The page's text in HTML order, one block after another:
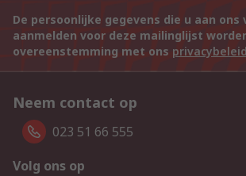
De persoonlijke gegevens die u aan
aanmelden voor deze mailinglijst
overeenstemming met ons privacybeleid
Neem contact op
023 51 66 555
Volg ons op